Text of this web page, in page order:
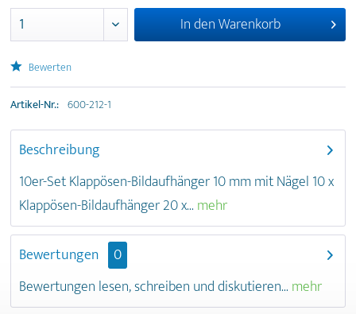
In denWarenkorb
Bewerten
Artikel-Nr.: 600-212-1
Beschreibung
10er-Set Klappösen-Bildaufhänger 10 mm mit Nägel 10 x
Klappösen-Bildaufhänger 20 x... mehr
Bewertungen
0
Bewertungen lesen, schreiben und diskutieren... mehr